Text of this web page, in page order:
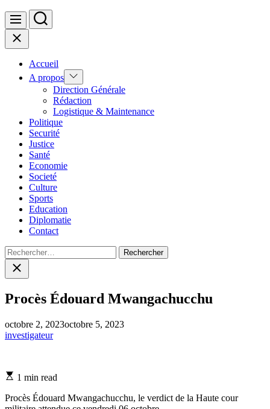
Menu Search
Close
Accueil
A propos Show
sub
menu
Direction Générale
Rédaction
Logistique & Maintenance
Politique
Securité
Justice
Santé
Economie
Societé
Culture
Sports
Education
Diplomatie
Contact
Rechercher :
Close
search
Procès Édouard Mwangachucchu
octobre 2, 2023octobre 5, 2023
investigateur
Estimated
time
1 min read
Procès Édouard Mwangachucchu, le verdict de la Haute cour